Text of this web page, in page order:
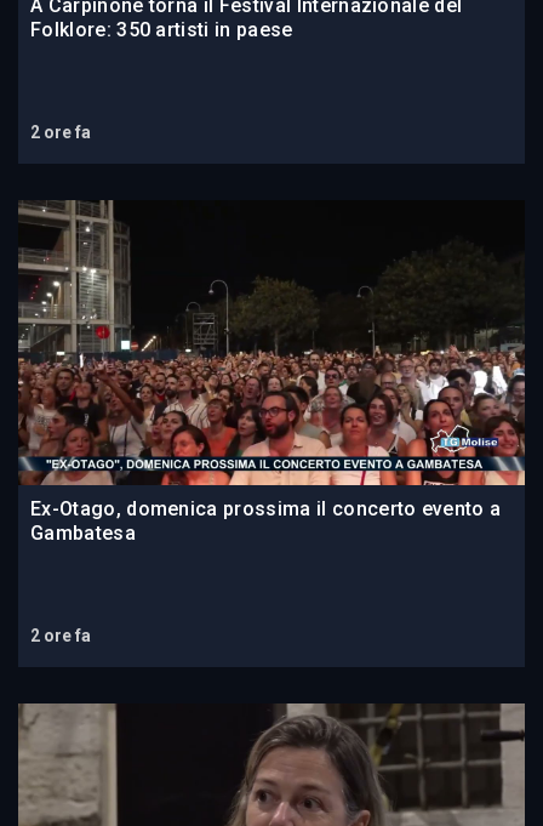
A Carpinone torna il Festival Internazionale del
Folklore: 350 artisti in paese
2 ore fa
Ex-Otago, domenica prossima il concerto evento a
Gambatesa
2 ore fa